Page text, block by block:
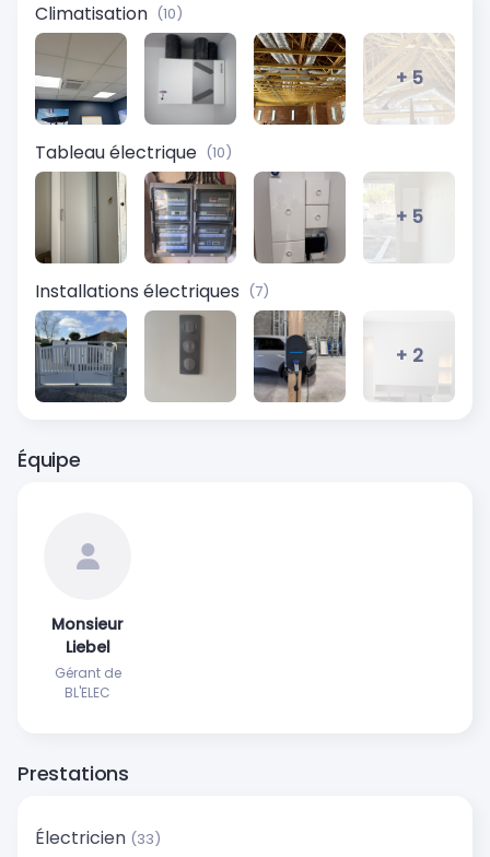
Climatisation (10)
+ 5
Tableau électrique (10)
+ 5
Installations électriques (7)
+ 2
Équipe
Monsieur
Liebel
Gérant de
BL'ELEC
Prestations
Électricien (33)